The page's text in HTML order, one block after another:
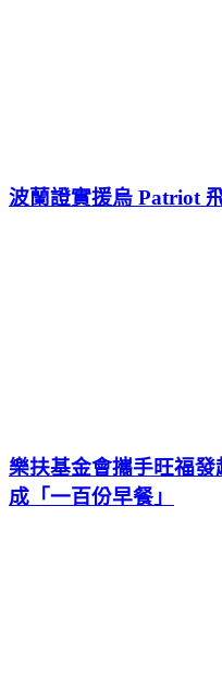
波蘭證實援烏 Patriot
樂扶基金會攜手旺福
成「一百份早餐」